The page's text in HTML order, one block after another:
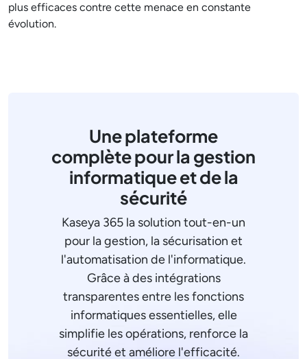
plus efficaces contre cette menace en constante
évolution.
Une plateforme
complète pour la gestion
informatique et de la
sécurité
Kaseya 365 la solution tout-en-un
pour la gestion, la sécurisation et
l'automatisation de l'informatique.
Grâce à des intégrations
transparentes entre les fonctions
informatiques essentielles, elle
simplifie les opérations, renforce la
sécurité et améliore l'efficacité.